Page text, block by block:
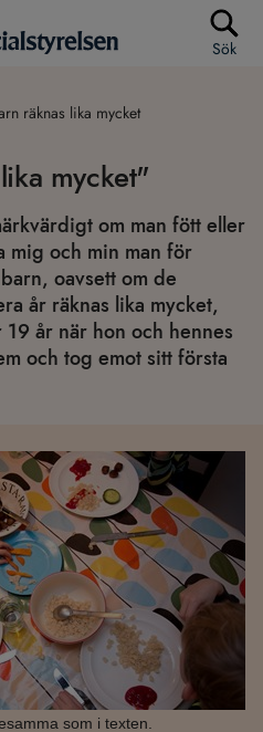
Sök
räknas lika mycket
mycket"
om man fött eller
mig och min man för
oavsett om de
år räknas lika mycket,
år när hon och hennes
och tog emot sitt första
som i texten.